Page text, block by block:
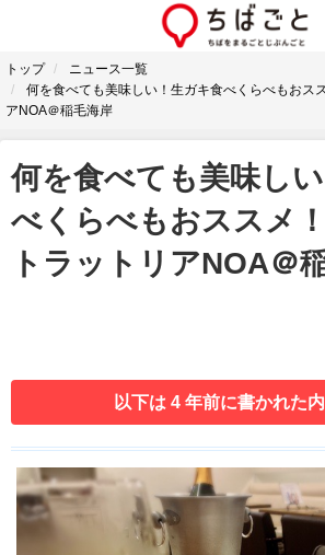
トップ
ニュース一覧
何を食べても美味しい！生ガキ食べくらべもおス
アNOA＠稲毛海岸
何を食べても美味し
べくらべもおススメ
トラットリアNOA＠
以下は 4 年前に書かれた